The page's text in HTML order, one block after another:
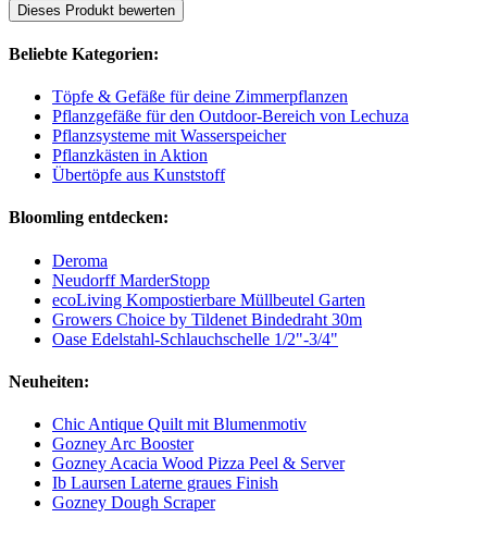
Dieses Produkt bewerten
Beliebte Kategorien:
Töpfe & Gefäße für deine Zimmerpflanzen
Pflanzgefäße für den Outdoor-Bereich von Lechuza
Pflanzsysteme mit Wasserspeicher
Pflanzkästen in Aktion
Übertöpfe aus Kunststoff
Bloomling entdecken:
Deroma
Neudorff MarderStopp
ecoLiving Kompostierbare Müllbeutel Garten
Growers Choice by Tildenet Bindedraht 30m
Oase Edelstahl-Schlauchschelle 1/2"-3/4"
Neuheiten:
Chic Antique Quilt mit Blumenmotiv
Gozney Arc Booster
Gozney Acacia Wood Pizza Peel & Server
Ib Laursen Laterne graues Finish
Gozney Dough Scraper